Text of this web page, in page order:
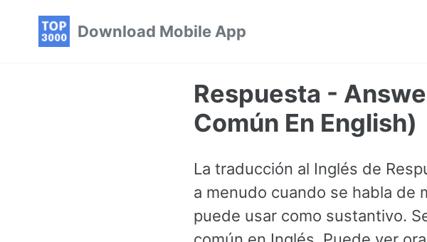
Download Mobile App
Respuesta -
Común En English)
La traducción al Inglés de
a menudo cuando se habla de
puede usar como sustantivo.